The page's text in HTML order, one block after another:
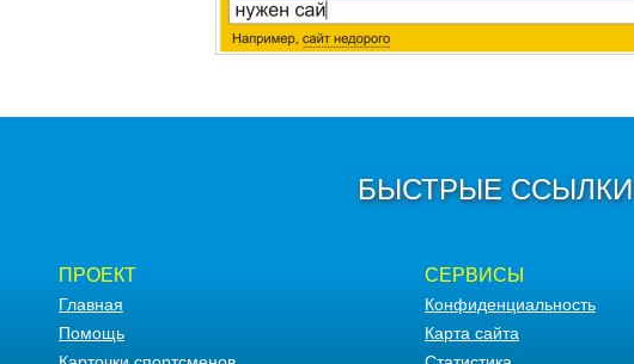
БЫСТРЫЕ ССЫЛКИ
ПРОЕКТ
Главная
Помощь
СЕРВИСЫ
Конфиденциальность
Карта сайта